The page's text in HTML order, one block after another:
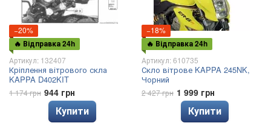
−20%
🔥 Відправка 24h
Артикул: 132407
Кріплення вітрового скла
KAPPA D402KIT
1 174 грн 944 грн
Купити
−18%
🔥 Відправка 24h
Артикул: 610735
Скло вітрове KAPPA 245NK,
Чорний
2 427 грн 1 999 грн
Купити